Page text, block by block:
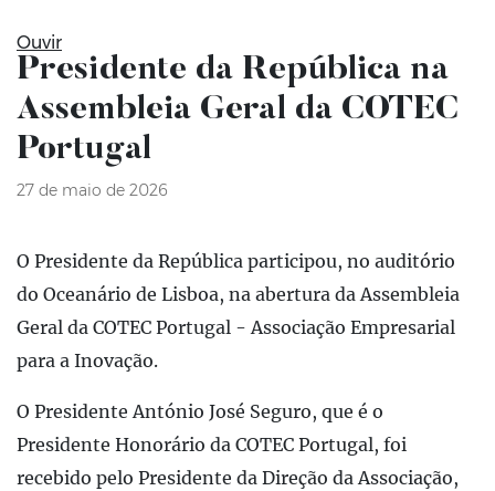
Ouvir
Presidente da República na
Assembleia Geral da COTEC
Portugal
27 de maio de 2026
O Presidente da República participou, no auditório
do Oceanário de Lisboa, na abertura da Assembleia
Geral da COTEC Portugal - Associação Empresarial
para a Inovação.
O Presidente António José Seguro, que é o
Presidente Honorário da COTEC Portugal, foi
recebido pelo Presidente da Direção da Associação,